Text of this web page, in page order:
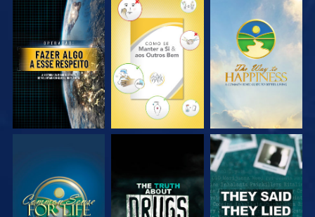
VEJA VEJA VEJA
VEJA VEJA VEJA